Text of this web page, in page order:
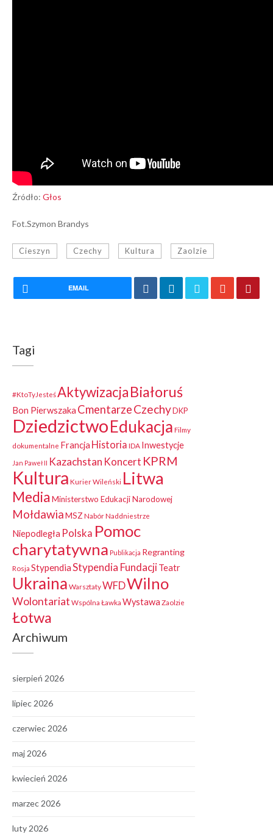
Źródło: Głos
Fot.Szymon Brandys
Cieszyn Czechy Kultura Zaolzie
EMAIL
Tagi
#KtoTyJesteśAktywizacjaBiałoruś
Bon Pierwszaka CmentarzeCzechy DKP
DziedzictwoEdukacja Filmy
dokumentalne Francja Historia IDA Inwestycje
Jan Paweł II Kazachstan Koncert KPRM
Kultura Kurier Wileński Litwa
MediaMinisterstwo Edukacji Narodowej
MołdawiaMSZ NabórNaddniestrze
Niepodległa Polska Pomoc
charytatywna Publikacja Regranting
Rosja StypendiaStypendia FundacjiTeatr
Ukraina WarsztatyWFDWilno
Wolontariat Wspólna Ławka Wystawa Zaolzie
Łotwa
Archiwum
sierpień 2026
lipiec 2026
czerwiec 2026
maj 2026
kwiecień 2026
marzec 2026
luty 2026